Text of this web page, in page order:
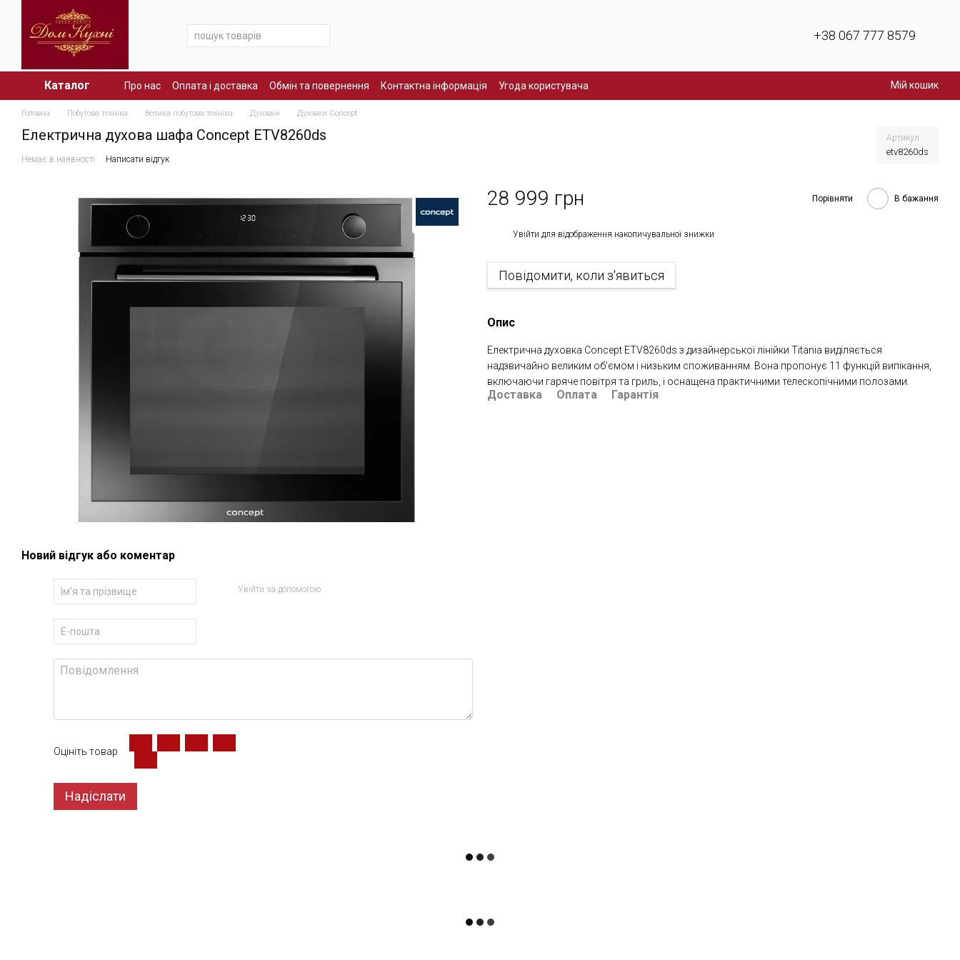
Перейти до основного контенту
+38 067 777 8579
Каталог Про нас Оплата і доставка Обмін та повернення Контактна інформація Угода користувача Мій кошик
Головна Побутова техніка Велика побутова техніка Духовки Духовки Concept
Електрична духова шафа Concept ETV8260ds Артикул
etv8260ds
Немає в наявності Написати відгук
Новий відгук або коментар
Увійти за допомогою
Оцініть товар
Надіслати
28 999 грн Порівняти В бажання
Увійти для відображення накопичувальної знижки
Повідомити, коли з'явиться
Опис
Електрична духовка Concept ETV8260ds з дизайнерської лінійки Titania виділяється
надзвичайно великим об’ємом і низьким споживанням. Вона пропонує 11 функцій випікання,
включаючи гаряче повітря та гриль, і оснащена практичними телескопічними полозами.
Доставка Оплата Гарантія